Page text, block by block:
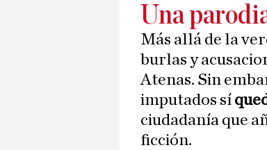
Una
Más allá de la
burlas y
Atenas. Sin
imputados sí
ciudadanía que
ficción.